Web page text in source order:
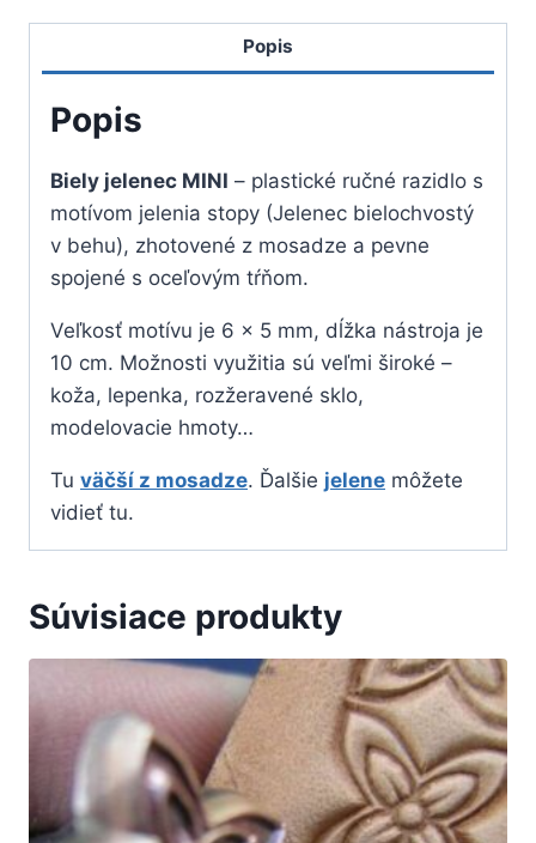
Popis
Popis
Biely jelenec MINI – plastické ručné razidlo s
motívom jelenia stopy (Jelenec bielochvostý
v behu), zhotovené z mosadze a pevne
spojené s oceľovým tŕňom.
Veľkosť motívu je 6 x 5 mm, dĺžka nástroja je
10 cm. Možnosti využitia sú veľmi široké –
koža, lepenka, rozžeravené sklo,
modelovacie hmoty…
Tu väčší z mosadze. Ďalšie jelene môžete
vidieť tu.
Súvisiace produkty